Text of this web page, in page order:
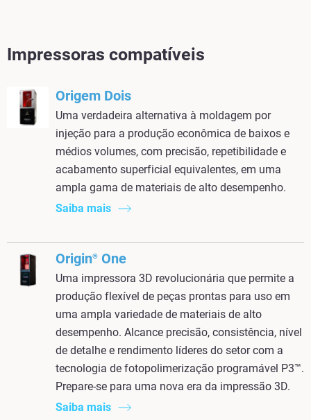
Impressoras compatíveis
Origem Dois
Uma verdadeira alternativa à moldagem por
injeção para a produção econômica de baixos e
médios volumes, com precisão, repetibilidade e
acabamento superficial equivalentes, em uma
ampla gama de materiais de alto desempenho.
Saiba mais
Origin® One
Uma impressora 3D revolucionária que permite a
produção flexível de peças prontas para uso em
uma ampla variedade de materiais de alto
desempenho. Alcance precisão, consistência, nível
de detalhe e rendimento líderes do setor com a
tecnologia de fotopolimerização programável P3™.
Prepare-se para uma nova era da impressão 3D.
Saiba mais